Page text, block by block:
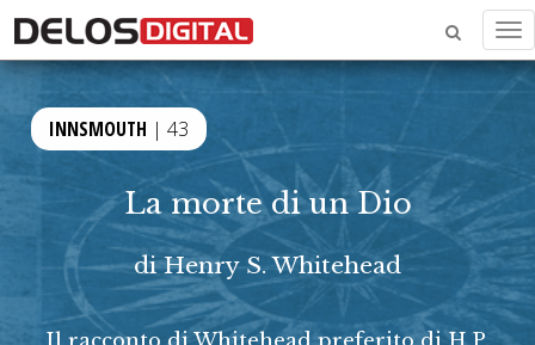
INNSMOUTH | 43
La morte di un Dio
diHenry S. Whitehead